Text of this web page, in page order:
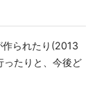
作られたり(2013
ったりと、今後ど